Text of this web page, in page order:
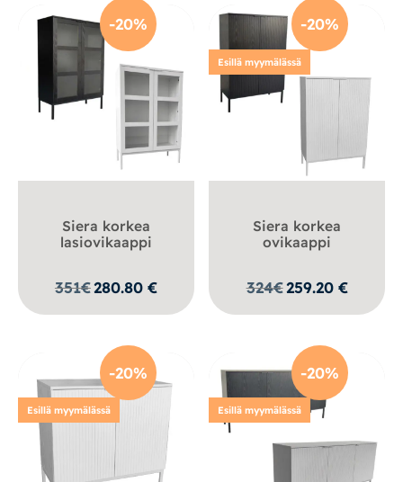
-20%
Siera korkea
lasiovikaappi
351€280.80 €
-20%
Esillä myymälässä
Siera korkea
ovikaappi
324€259.20 €
-20%
Esillä myymälässä
-20%
Esillä myymälässä